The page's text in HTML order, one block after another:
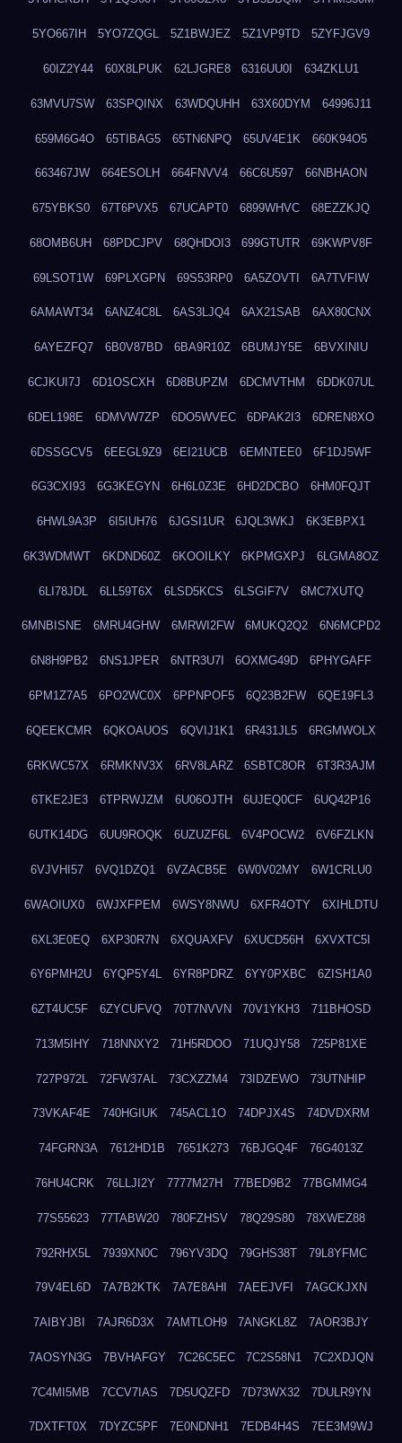
5YO667IH 5YO7ZQGL 5Z1BWJEZ 5Z1VP9TD 5ZYFJGV9
60IZ2Y44 60X8LPUK 62LJGRE8 6316UU0I 634ZKLU1
63MVU7SW 63SPQINX 63WDQUHH 63X60DYM 64996J11
659M6G4O 65TIBAG5 65TN6NPQ 65UV4E1K 660K94O5
663467JW 664ESOLH 664FNVV4 66C6U597 66NBHAON
675YBKS0 67T6PVX5 67UCAPT0 6899WHVC 68EZZKJQ
68OMB6UH 68PDCJPV 68QHDOI3 699GTUTR 69KWPV8F
69LSOT1W 69PLXGPN 69S53RP0 6A5ZOVTI 6A7TVFIW
6AMAWT34 6ANZ4C8L 6AS3LJQ4 6AX21SAB 6AX80CNX
6AYEZFQ7 6B0V87BD 6BA9R10Z 6BUMJY5E 6BVXINIU
6CJKUI7J 6D1OSCXH 6D8BUPZM 6DCMVTHM 6DDK07UL
6DEL198E 6DMVW7ZP 6DO5WVEC 6DPAK2I3 6DREN8XO
6DSSGCV5 6EEGL9Z9 6EI21UCB 6EMNTEE0 6F1DJ5WF
6G3CXI93 6G3KEGYN 6H6L0Z3E 6HD2DCBO 6HM0FQJT
6HWL9A3P 6I5IUH76 6JGSI1UR 6JQL3WKJ 6K3EBPX1
6K3WDMWT 6KDND60Z 6KOOILKY 6KPMGXPJ 6LGMA8OZ
6LI78JDL 6LL59T6X 6LSD5KCS 6LSGIF7V 6MC7XUTQ
6MNBISNE 6MRU4GHW 6MRWI2FW 6MUKQ2Q2 6N6MCPD2
6N8H9PB2 6NS1JPER 6NTR3U7I 6OXMG49D 6PHYGAFF
6PM1Z7A5 6PO2WC0X 6PPNPOF5 6Q23B2FW 6QE19FL3
6QEEKCMR 6QKOAUOS 6QVIJ1K1 6R431JL5 6RGMWOLX
6RKWC57X 6RMKNV3X 6RV8LARZ 6SBTC8OR 6T3R3AJM
6TKE2JE3 6TPRWJZM 6U06OJTH 6UJEQ0CF 6UQ42P16
6UTK14DG 6UU9ROQK 6UZUZF6L 6V4POCW2 6V6FZLKN
6VJVHI57 6VQ1DZQ1 6VZACB5E 6W0V02MY 6W1CRLU0
6WAOIUX0 6WJXFPEM 6WSY8NWU 6XFR4OTY 6XIHLDTU
6XL3E0EQ 6XP30R7N 6XQUAXFV 6XUCD56H 6XVXTC5I
6Y6PMH2U 6YQP5Y4L 6YR8PDRZ 6YY0PXBC 6ZISH1A0
6ZT4UC5F 6ZYCUFVQ 70T7NVVN 70V1YKH3 711BHOSD
713M5IHY 718NNXY2 71H5RDOO 71UQJY58 725P81XE
727P972L 72FW37AL 73CXZZM4 73IDZEWO 73UTNHIP
73VKAF4E 740HGIUK 745ACL1O 74DPJX4S 74DVDXRM
74FGRN3A 7612HD1B 7651K273 76BJGQ4F 76G4013Z
76HU4CRK 76LLJI2Y 7777M27H 77BED9B2 77BGMMG4
77S55623 77TABW20 780FZHSV 78Q29S80 78XWEZ88
792RHX5L 7939XN0C 796YV3DQ 79GHS38T 79L8YFMC
79V4EL6D 7A7B2KTK 7A7E8AHI 7AEEJVFI 7AGCKJXN
7AIBYJBI 7AJR6D3X 7AMTLOH9 7ANGKL8Z 7AOR3BJY
7AOSYN3G 7BVHAFGY 7C26C5EC 7C2S58N1 7C2XDJQN
7C4MI5MB 7CCV7IAS 7D5UQZFD 7D73WX32 7DULR9YN
7DXTFT0X 7DYZC5PF 7E0NDNH1 7EDB4H4S 7EE3M9WJ